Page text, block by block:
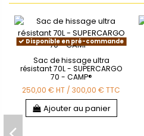
Disponible en pré-commande
Sac de hissage ultra
résistant 70L - SUPERCARGO
70 - CAMP®
250,00 €HT /300,00 €TTC
Ajouter au panier